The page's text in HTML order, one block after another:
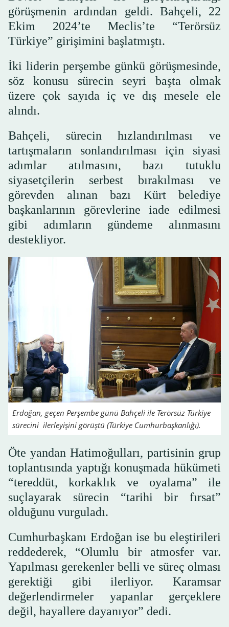
görüşmenin ardından geldi. Bahçeli, 22
Ekim 2024’te Meclis’te “Terörsüz
Türkiye” girişimini başlatmıştı.
İki liderin perşembe günkü görüşmesinde,
söz konusu sürecin seyri başta olmak
üzere çok sayıda iç ve dış mesele ele
alındı.
Bahçeli, sürecin hızlandırılması ve
tartışmaların sonlandırılması için siyasi
adımlar atılmasını, bazı tutuklu
siyasetçilerin serbest bırakılması ve
görevden alınan bazı Kürt belediye
başkanlarının görevlerine iade edilmesi
gibi adımların gündeme alınmasını
destekliyor.
Erdoğan, geçen Perşembe günü Bahçeli ile Terörsüz Türkiye
sürecini ilerleyişini görüştü (Türkiye Cumhurbaşkanlığı).
Öte yandan Hatimoğulları, partisinin grup
toplantısında yaptığı konuşmada hükümeti
“tereddüt, korkaklık ve oyalama” ile
suçlayarak sürecin “tarihi bir fırsat”
olduğunu vurguladı.
Cumhurbaşkanı Erdoğan ise bu eleştirileri
reddederek, “Olumlu bir atmosfer var.
Yapılması gerekenler belli ve süreç olması
gerektiği gibi ilerliyor. Karamsar
değerlendirmeler yapanlar gerçeklere
değil, hayallere dayanıyor” dedi.